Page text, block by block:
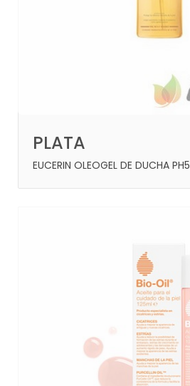
PLATA
EUCERIN OLEOGEL DE DUCHA PH5